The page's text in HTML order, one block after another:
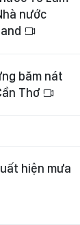
nước
băm nát
Thơ
hiện mưa